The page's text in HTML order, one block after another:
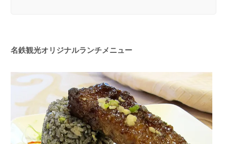
名鉄観光オリジナルランチメニュー